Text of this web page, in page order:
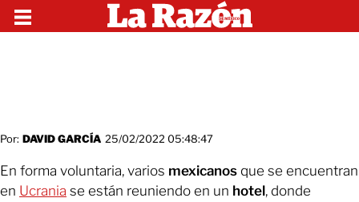
Por: DAVID GARCÍA 25/02/2022 05:48:47
En forma voluntaria, varios mexicanos que se encuentran
en Ucrania se están reuniendo en un hotel, donde